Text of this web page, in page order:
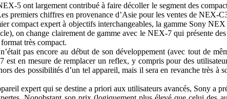
5 ont largement contribué à faire décoller le segment des
premiers chiffres en provenance d’Asie pour les ventes de NEX-
compact expert à objectifs interchangeables, la gamme Sony
on change clairement de gamme avec le NEX-7 qui présente
très compact.
pas encore au début de son développement (avec tout de
en mesure de remplacer un reflex, y compris pour des
des possibilités d’un tel appareil, mais il sera en revanche très
expert qui se destine a priori aux utilisateurs avancés, Sony a